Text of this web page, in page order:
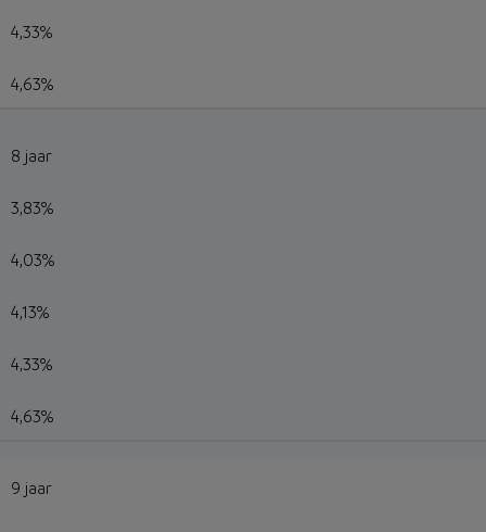
4,33%
4,63%
8 jaar
3,83%
4,03%
4,13%
4,33%
4,63%
9 jaar